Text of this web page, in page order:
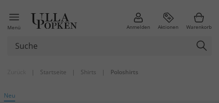
Menü Anmelden Aktionen Warenkorb
| Startseite | Shirts | Poloshirts
Neu